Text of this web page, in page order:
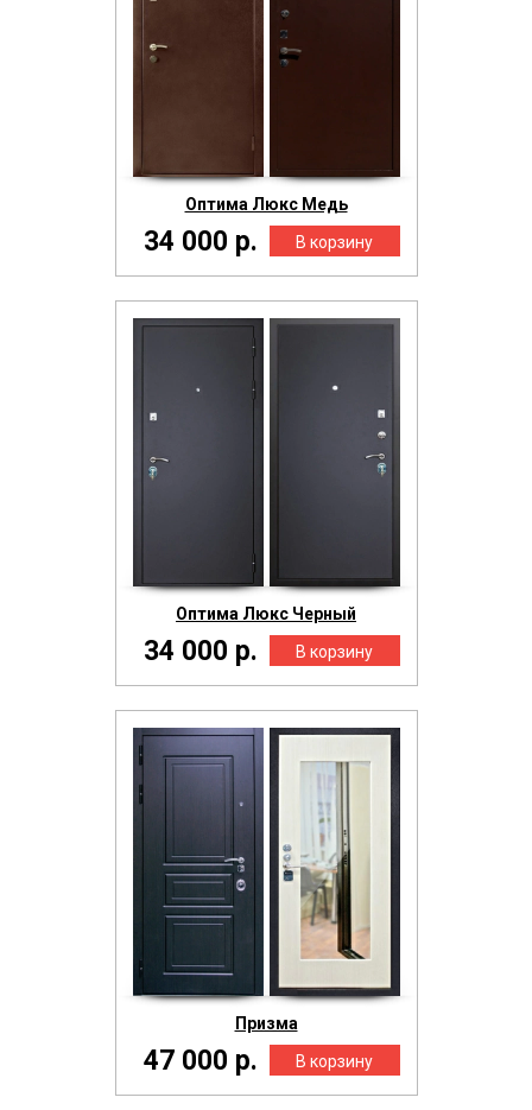
Оптима Люкс Медь
34 000 р.
Оптима Люкс Черный
34 000 р.
Призма
47 000 р.